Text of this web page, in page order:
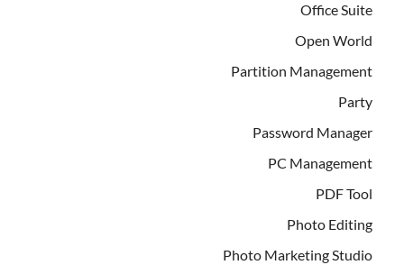
Office Suite
Open World
Partition Management
Party
Password Manager
PC Management
PDF Tool
Photo Editing
Photo Marketing Studio